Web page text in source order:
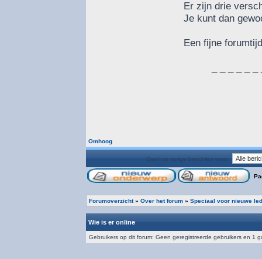
Er zijn drie
Je kunt dan
Een fijne
Omhoog
Geef de vorige berichten weer:
Forumoverzicht» Over het forum » Speciaal voor nieuwe
Wie is er online
Gebruikers op dit forum: Geen geregistreerde gebruikers en 1